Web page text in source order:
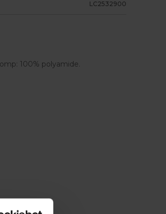
LC2532900
100% polyamide.